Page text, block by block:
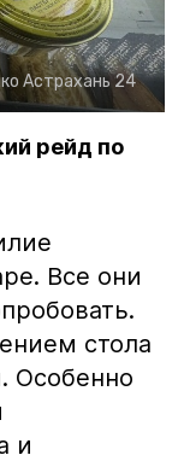
Астрахань 24
рейд по
Все они
стола
Особенно
и